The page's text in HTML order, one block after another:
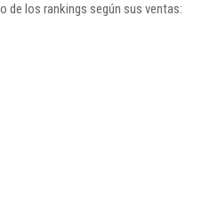
de los rankings según sus ventas: